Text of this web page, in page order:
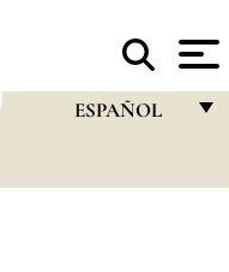
ESPAÑOL